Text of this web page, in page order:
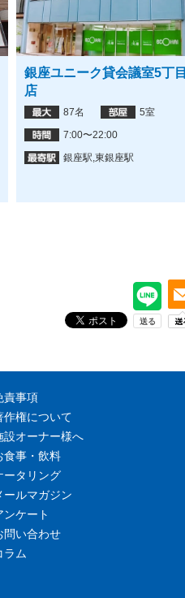
銀座ユニーク貸会議室5丁目
店
87名
5室
7:00〜22:00
銀座駅,東銀座駅
責事項
作権について
設オーナー様へ
食事・飲料
ータリング
ールマガジン
ンケート
問い合わせ
ラム